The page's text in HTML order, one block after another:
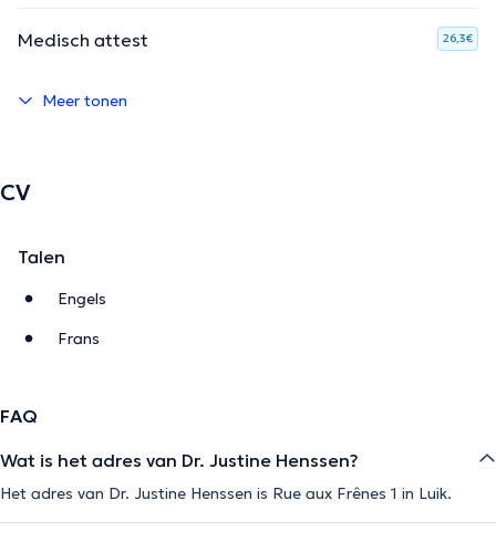
Medisch attest 26,3€
Meer tonen
CV
Talen
Engels
Frans
FAQ
Wat is het adres van Dr. Justine Henssen?
Het adres van Dr. Justine Henssen is Rue aux Frênes 1 in Luik.